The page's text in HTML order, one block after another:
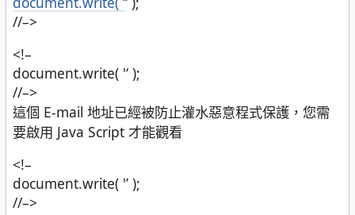
//–>
<!–
document.write( '‘ );
//–>
這個 E-mail 地址已經被防止灌水惡意程式保護，您需
要啟用 Java Script 才能觀看
<!–
document.write( '’ );
//–>